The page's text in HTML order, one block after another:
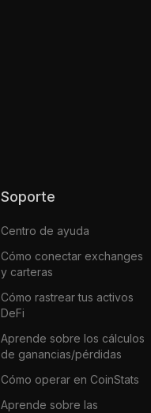
Soporte
Centro de ayuda
Cómo conectar exchanges
y carteras
Cómo rastrear tus activos
DeFi
Aprende sobre los cálculos
de ganancias/pérdidas
Cómo operar en CoinStats
Aprende sobre las